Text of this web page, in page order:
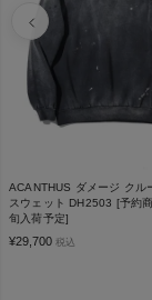
ACANTHUS ダメージ クル
スウェット DH2503 [予約
旬入荷予定]
¥29,700 税込